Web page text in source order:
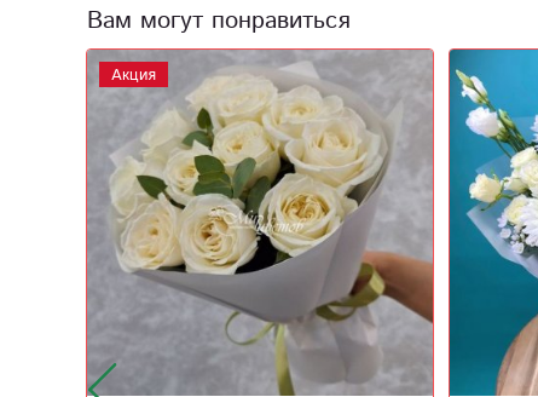
Вам могут понравиться
Акция